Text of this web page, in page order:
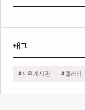
태그
#자유게시판 #갤러리